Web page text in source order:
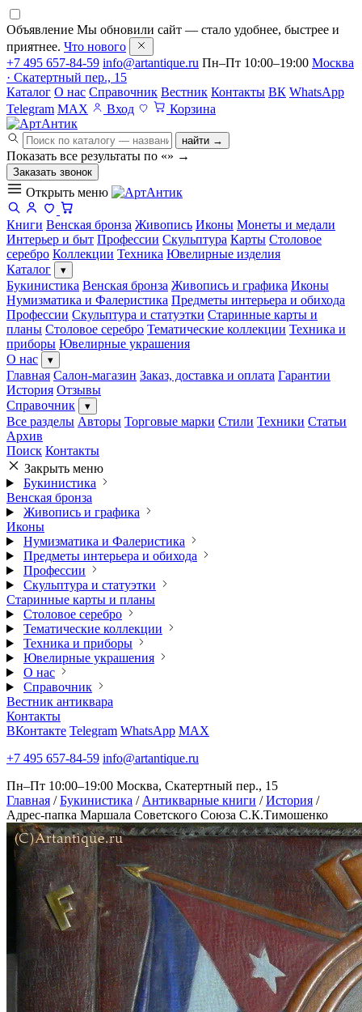
Объявление Мы обновили сайт — стало удобнее, быстрее и
приятнее. Что нового
+7 495 657-84-59 info@artantique.ru Пн–Пт 10:00–19:00 Москва
· Скатертный пер., 15
Каталог О нас Справочник Вестник Контакты ВК WhatsApp
Telegram MAX Вход Корзина
найти →
Показать все результаты по «» →
Заказать звонок
Открыть меню
Книги Венская бронза Живопись Иконы Монеты и медали
Интерьер и быт Профессии Скульптура Карты Столовое
серебро Коллекции Техника Ювелирные изделия
Каталог
▾
Букинистика Венская бронза Живопись и графика Иконы
Нумизматика и Фалеристика Предметы интерьера и обихода
Профессии Скульптура и статуэтки Старинные карты и
планы Столовое серебро Тематические коллекции Техника и
приборы Ювелирные украшения
О нас
▾
Главная Салон-магазин Заказ, доставка и оплата Гарантии
История Отзывы
Справочник
▾
Все разделы Авторы Торговые марки Стили Техники Статьи
Архив
Поиск Контакты
Закрыть меню
Букинистика
Венская бронза
Живопись и графика
Иконы
Нумизматика и Фалеристика
Предметы интерьера и обихода
Профессии
Скульптура и статуэтки
Старинные карты и планы
Столовое серебро
Тематические коллекции
Техника и приборы
Ювелирные украшения
О нас
Справочник
Вестник антиквара
Контакты
ВКонтакте Telegram WhatsApp MAX
+7 495 657-84-59 info@artantique.ru
Пн–Пт 10:00–19:00 Москва, Скатертный пер., 15
Главная / Букинистика / Антикварные книги / История /
Адрес-папка Маршала Советского Союза С.К.Тимошенко